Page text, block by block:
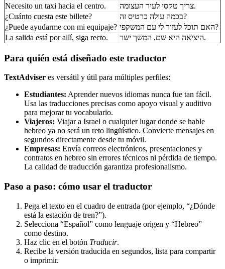
Necesito un taxi hacia el centro.
צריך טקסי לעיר העצומה.
¿Cuánto cuesta este billete?
בכמה עולה כרטיס זה?
¿Puede ayudarme con mi equipaje?
האם תוכל לעזור לי עם המשקפי?
La salida está por allí, siga recto.
היציאה היא שם, המשך ישר.
Para quién está diseñado este traductor
TextAdviser es versátil y útil para múltiples perfiles:
Estudiantes: Aprender nuevos idiomas nunca fue tan fácil.
Usa las traducciones precisas como apoyo visual y auditivo
para mejorar tu vocabulario.
Viajeros: Viajar a Israel o cualquier lugar donde se hable
hebreo ya no será un reto lingüístico. Convierte mensajes en
segundos directamente desde tu móvil.
Empresas: Envía correos electrónicos, presentaciones y
contratos en hebreo sin errores técnicos ni pérdida de tiempo.
La calidad de traducción garantiza profesionalismo.
Paso a paso: cómo usar el traductor
Pega el texto en el cuadro de entrada (por ejemplo, “¿Dónde
está la estación de tren?”).
Selecciona “Español” como lenguaje origen y “Hebreo”
como destino.
Haz clic en el botón Traducir.
Recibe la versión traducida en segundos, lista para compartir
o imprimir.